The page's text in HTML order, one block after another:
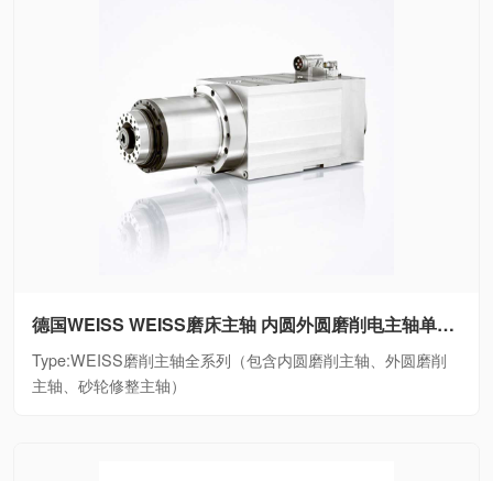
德国WEISS WEISS磨床主轴 内圆外圆磨削电主轴单元WEISS磨削主轴全系列（包含内圆磨削主轴、外圆磨削主轴、砂轮修整主轴）
Type:WEISS磨削主轴全系列（包含内圆磨削主轴、外圆磨削
主轴、砂轮修整主轴）